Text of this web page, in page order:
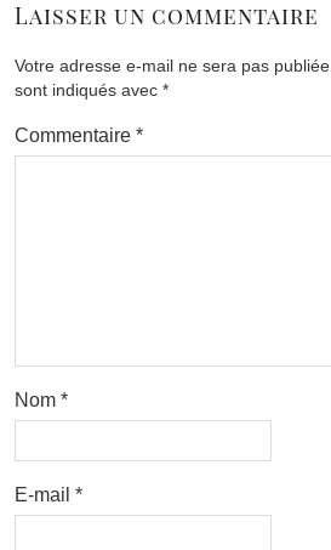
Laisser un commentaire
Votre adresse e-mail ne sera pas publiée.
sont indiqués avec *
Commentaire *
Nom *
E-mail *